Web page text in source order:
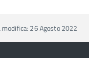
26 Agosto 2022